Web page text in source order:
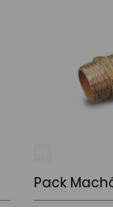
Pack